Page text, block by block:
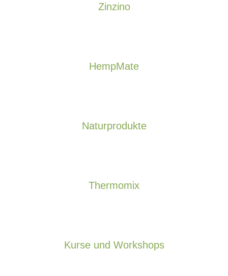
Zinzino
HempMate
Naturprodukte
Thermomix
Kurse und Workshops